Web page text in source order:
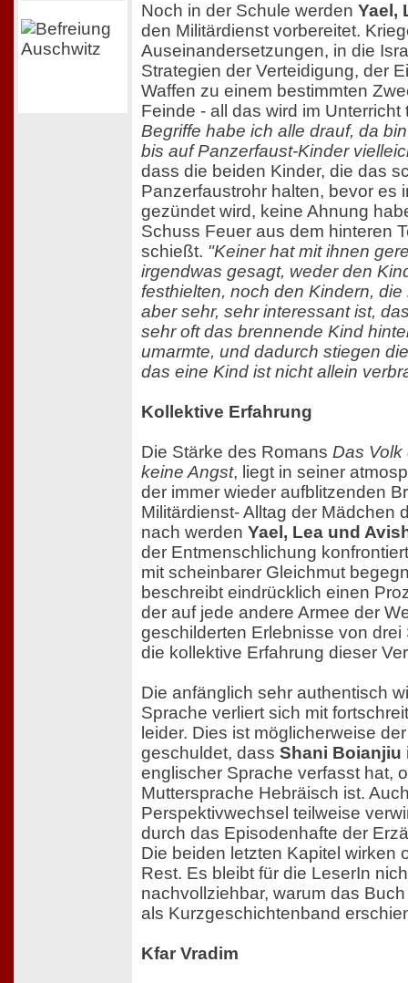
Noch in der Schule werden Yael,
den Militärdienst vorbereitet.
Auseinandersetzungen, in die
Strategien der Verteidigung, der
Waffen zu einem bestimmten
Feinde - all das wird im
Begriffe habe ich alle drauf, da
bis auf Panzerfaust-Kinder
dass die beiden Kinder, die das
Panzerfaustrohr halten, bevor es
gezündet wird, keine Ahnung
Schuss Feuer aus dem hinteren
schießt. "Keiner hat mit ihnen
irgendwas gesagt, weder den
festhielten, noch den Kindern,
aber sehr, sehr interessant ist,
sehr oft das brennende Kind
umarmte, und dadurch stiegen
das eine Kind ist nicht allein
Kollektive Erfahrung
Die Stärke des Romans Das Volk
keine Angst, liegt in seiner
der immer wieder aufblitzenden
Militärdienst- Alltag der Mädchen
nach werden Yael, Lea und
der Entmenschlichung
mit scheinbarer Gleichmut
beschreibt eindrücklich einen
der auf jede andere Armee der
geschilderten Erlebnisse von
die kollektive Erfahrung dieser
Die anfänglich sehr authentisch
Sprache verliert sich mit
leider. Dies ist möglicherweise
geschuldet, dass Shani Boianjiu
englischer Sprache verfasst hat,
Muttersprache Hebräisch ist.
Perspektivwechsel teilweise
durch das Episodenhafte der
Die beiden letzten Kapitel wirken
Rest. Es bleibt für die LeserIn
nachvollziehbar, warum das
als Kurzgeschichtenband
Kfar Vradim